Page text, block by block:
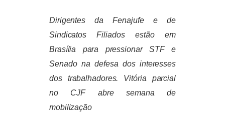
Dirigentes da Fenajufe e de
Sindicatos Filiados estão em
Brasília para pressionar STF e
Senado na defesa dos interesses
dos trabalhadores. Vitória parcial
no CJF abre semana de
mobilização